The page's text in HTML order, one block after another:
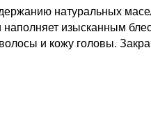
натуральных
изысканным
и кожу головы.